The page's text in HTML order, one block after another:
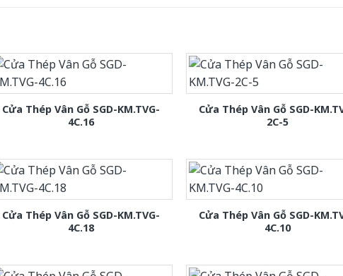
Cửa Thép Vân Gỗ SGD-KM.TVG-
4C.16
Cửa Thép Vân Gỗ SGD-
2C-5
Cửa Thép Vân Gỗ SGD-KM.TVG-
4C.18
Cửa Thép Vân Gỗ SGD-
4C.10